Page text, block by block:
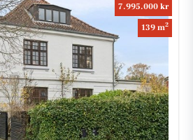
7.995.000 kr
139 m2